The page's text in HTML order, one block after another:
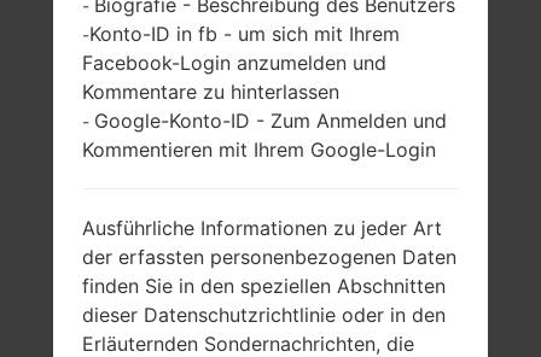
240 x 400 Pixel
(~167 Dichte der
Pixel pro Zoll)
99.7 gramm (3.49
unzen)
Abnehmbar Li-Ion
960 mAh
-
-Konto-ID in fb - um sich mit Ihrem
Facebook-Login anzumelden und
Kommentare zu hinterlassen
- Google-Konto-ID - Zum Anmelden und
Kommentieren mit Ihrem Google-Login
Ausführliche Informationen zu jeder Art
der erfassten personenbezogenen Daten
finden Sie in den speziellen Abschnitten
dieser Datenschutzrichtlinie oder in den
Erläuternden Sondernachrichten, die